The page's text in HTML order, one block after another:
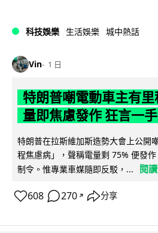
科技娛樂 生活娛樂 城中熱話
Vin 1 日
特朗普嘲電動車主有
量即焦慮發作 狂言一
特朗普在拉斯維加斯造勢大會上公開
程焦慮病」，聲稱電量剩 75% 便發
制令。惟專業車媒隨即反駁，...
閱
608 270 ↗ 分享